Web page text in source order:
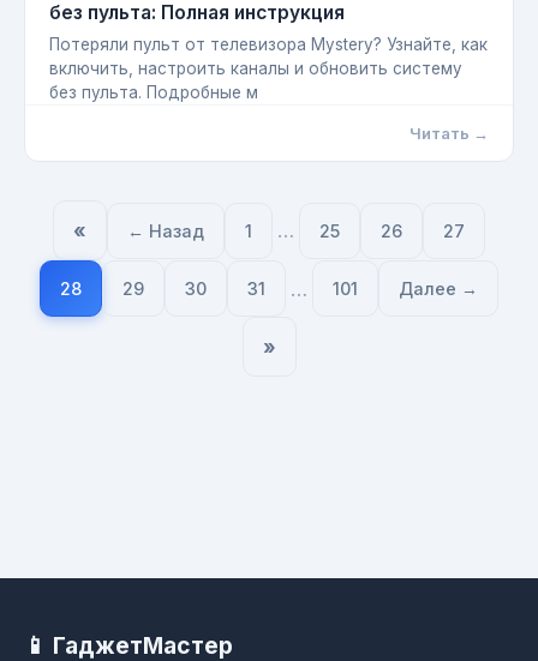
без пульта: Полная инструкция
Потеряли пульт от телевизора Mystery? Узнайте, как
включить, настроить каналы и обновить систему
без пульта. Подробные м
Читать →
« ← Назад 1 … 25 26 27
28 29 30 31 … 101 Далее →
»
📱 ГаджетМастер